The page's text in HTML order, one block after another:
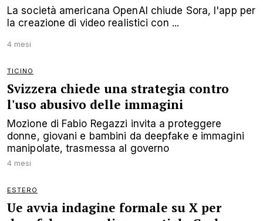
La società americana OpenAI chiude Sora, l'app per
la creazione di video realistici con ...
4 mesi
TICINO
Svizzera chiede una strategia contro
l'uso abusivo delle immagini
Mozione di Fabio Regazzi invita a proteggere
donne, giovani e bambini da deepfake e immagini
manipolate, trasmessa al governo
4 mesi
ESTERO
Ue avvia indagine formale su X per